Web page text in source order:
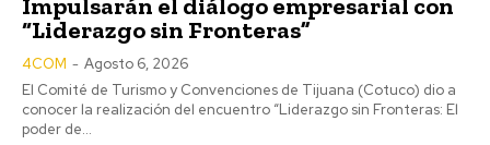
“Liderazgo sin Fronteras”
4COM - Agosto 6, 2026
El Comité de Turismo y Convenciones de Tijuana (Cotuco) dio a
conocer la realización del encuentro “Liderazgo sin Fronteras: El
poder de...